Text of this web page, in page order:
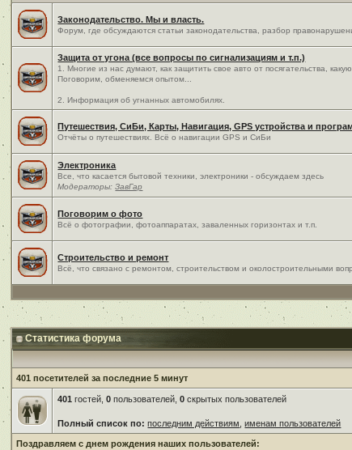
Законодательство. Мы и власть.
Форум, где обсуждаются статьи законодательства, разбор
Защита от угона (все вопросы по сигнализациям и т.п.)
1. Многие из нас думают, как защитить свое авто от посягательства,
Поговорим, обменяемся опытом...
2. Информация об угнанных автомобилях.
Путешествия, СиБи, Карты, Навигация, GPS устройства и
Отчёты о путешествиях. Всё о навигации GPS и СиБи
Электроника
Все, что касается бытовой техники, электроники - обсуждаем здесь
Модераторы:ЗавГар
Поговорим о фото
Всё о фотографии, фотоаппаратах, заваленных горизонтах и т.п.
Строительство и ремонт
Всё, что связано с ремонтом, строительством и околостроительными
Статистика форума
401 посетителей за последние 5 минут
401 гостей,0 пользователей,0 скрытых пользователей
Полный список по: последним действиям ,именам пользователей
Поздравляем с днем рождения наших пользователей: